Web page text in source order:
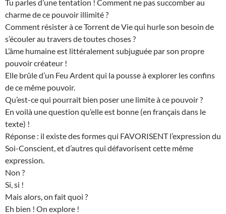
Tu parles d’une tentation ! Comment ne pas succomber au
charme de ce pouvoir illimité ?
Comment résister à ce Torrent de Vie qui hurle son besoin de
s’écouler au travers de toutes choses ?
L’âme humaine est littéralement subjuguée par son propre
pouvoir créateur !
Elle brûle d’un Feu Ardent qui la pousse à explorer les confins
de ce même pouvoir.
Qu’est-ce qui pourrait bien poser une limite à ce pouvoir ?
En voilà une question qu’elle est bonne (en français dans le
texte) !
Réponse : il existe des formes qui FAVORISENT l’expression du
Soi-Conscient, et d’autres qui défavorisent cette même
expression.
Non ?
Si, si !
Mais alors, on fait quoi ?
Eh bien ! On explore !